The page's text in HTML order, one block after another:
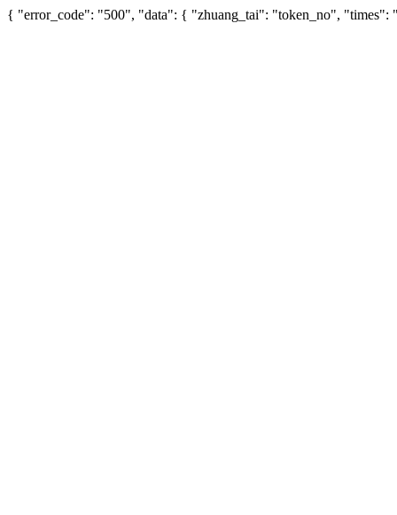
{ "error_code": "500", "data": { "zhuang_tai": "token_no", "times":